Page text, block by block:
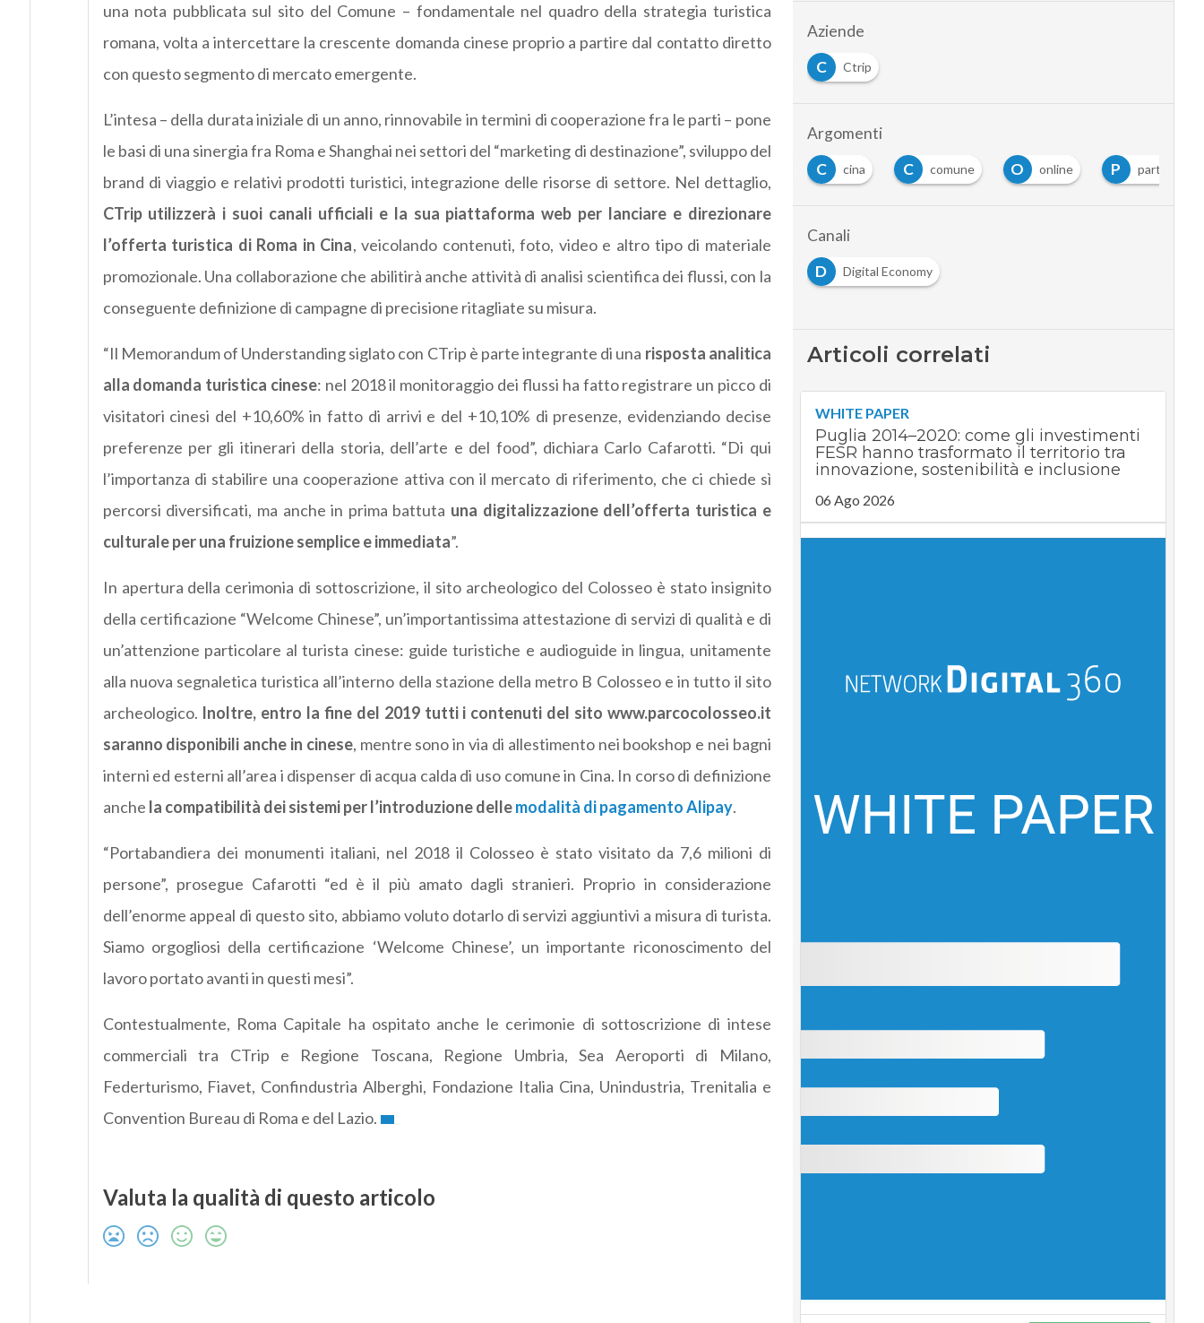
una nota pubblicata sul sito del Comune – fondamentale nel quadro della strategia turistica
romana, volta a intercettare la crescente domanda cinese proprio a partire dal contatto diretto
con questo segmento di mercato emergente.
L’intesa – della durata iniziale di un anno, rinnovabile in termini di cooperazione fra le parti – pone
le basi di una sinergia fra Roma e Shanghai nei settori del “marketing di destinazione”, sviluppo del
brand di viaggio e relativi prodotti turistici, integrazione delle risorse di settore. Nel dettaglio,
CTrip utilizzerà i suoi canali ufficiali e la sua piattaforma web per lanciare e direzionare
l’offerta turistica di Roma in Cina, veicolando contenuti, foto, video e altro tipo di materiale
promozionale. Una collaborazione che abilitirà anche attività di analisi scientifica dei flussi, con la
conseguente definizione di campagne di precisione ritagliate su misura.
“Il Memorandum of Understanding siglato con CTrip è parte integrante di una risposta analitica
alla domanda turistica cinese: nel 2018 il monitoraggio dei flussi ha fatto registrare un picco di
visitatori cinesi del +10,60% in fatto di arrivi e del +10,10% di presenze, evidenziando decise
preferenze per gli itinerari della storia, dell’arte e del food”, dichiara Carlo Cafarotti. “Di qui
l’importanza di stabilire una cooperazione attiva con il mercato di riferimento, che ci chiede sì
percorsi diversificati, ma anche in prima battuta una digitalizzazione dell’offerta turistica e
culturale per una fruizione semplice e immediata”.
In apertura della cerimonia di sottoscrizione, il sito archeologico del Colosseo è stato insignito
della certificazione “Welcome Chinese”, un’importantissima attestazione di servizi di qualità e di
un’attenzione particolare al turista cinese: guide turistiche e audioguide in lingua, unitamente
alla nuova segnaletica turistica all’interno della stazione della metro B Colosseo e in tutto il sito
archeologico. Inoltre, entro la fine del 2019 tutti i contenuti del sito www.parcocolosseo.it
saranno disponibili anche in cinese, mentre sono in via di allestimento nei bookshop e nei bagni
interni ed esterni all’area i dispenser di acqua calda di uso comune in Cina. In corso di definizione
anche la compatibilità dei sistemi per l’introduzione dellemodalità di pagamento Alipay.
“Portabandiera dei monumenti italiani, nel 2018 il Colosseo è stato visitato da 7,6 milioni di
persone”, prosegue Cafarotti “ed è il più amato dagli stranieri. Proprio in considerazione
dell’enorme appeal di questo sito, abbiamo voluto dotarlo di servizi aggiuntivi a misura di turista.
Siamo orgogliosi della certificazione ‘Welcome Chinese’, un importante riconoscimento del
lavoro portato avanti in questi mesi”.
Contestualmente, Roma Capitale ha ospitato anche le cerimonie di sottoscrizione di intese
commerciali tra CTrip e Regione Toscana, Regione Umbria, Sea Aeroporti di Milano,
Federturismo, Fiavet, Confindustria Alberghi, Fondazione Italia Cina, Unindustria, Trenitalia e
Convention Bureau di Roma e del Lazio.
Valuta la qualità di questo articolo
Aziende
C
Ctrip
Argomenti
C cina C comune O online P partnership
Canali
D
Digital Economy
Articoli correlati
WHITE PAPER
Puglia 2014–2020: come gli investimenti
FESR hanno trasformato il territorio tra
innovazione, sostenibilità e inclusione
06 Ago 2026